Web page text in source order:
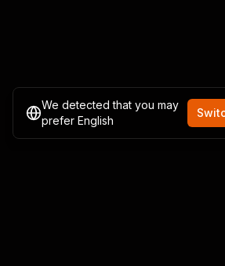
We detected that you may
prefer English